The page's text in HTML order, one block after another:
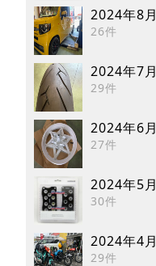
2024年8月
26件
2024年7月
29件
2024年6月
27件
2024年5月
30件
2024年4月
29件